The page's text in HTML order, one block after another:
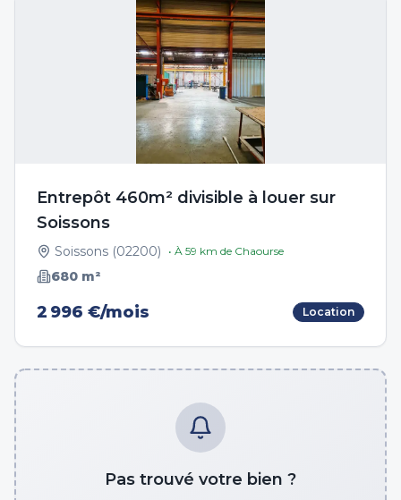
Entrepôt 460m² divisible à louer sur
Soissons
Soissons (02200) • À 59 km de Chaourse
680 m²
2 996 €/mois Location
Pas trouvé votre bien ?